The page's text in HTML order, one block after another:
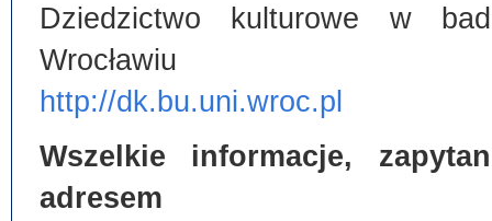
Dziedzictwo kulturowe w
Wrocławiu
http://dk.bu.uni.wroc.pl
Wszelkie informacje,
adresem